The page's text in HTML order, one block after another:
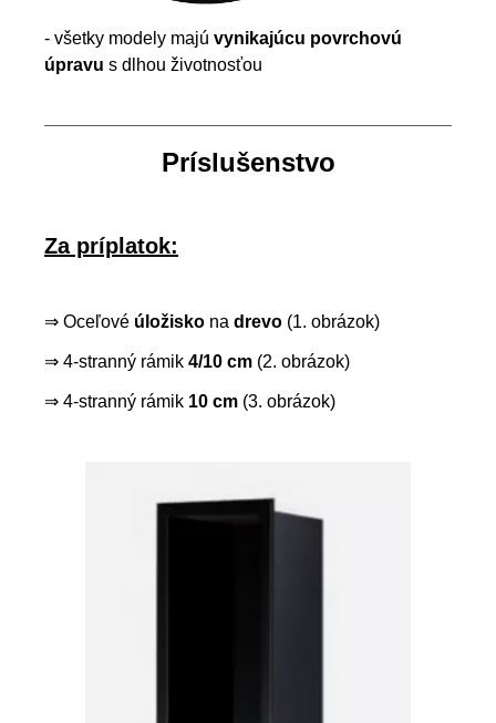
- všetky modely majú vynikajúcu povrchovú
úpravu s dlhou životnosťou
Príslušenstvo
Za príplatok:
⇒ Oceľové úložisko na drevo (1. obrázok)
⇒ 4-stranný rámik 4/10 cm (2. obrázok)
⇒ 4-stranný rámik 10 cm (3. obrázok)